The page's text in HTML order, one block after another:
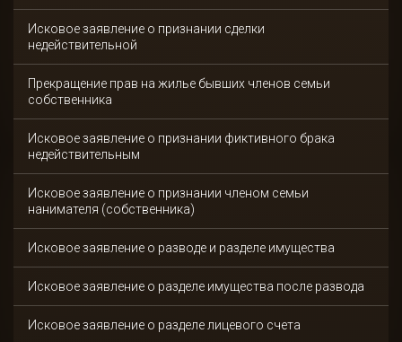
Исковое заявление о признании сделки
недействительной
Прекращение прав на жилье бывших членов семьи
собственника
Исковое заявление о признании фиктивного брака
недействительным
Исковое заявление о признании членом семьи
нанимателя (собственника)
Исковое заявление о разводе и разделе имущества
Исковое заявление о разделе имущества после развода
Исковое заявление о разделе лицевого счета